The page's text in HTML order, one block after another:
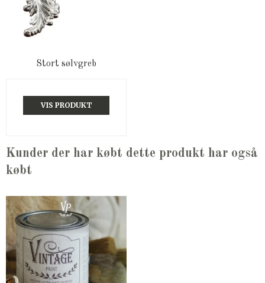
Stort sølvgreb
VIS PRODUKT
Kunder der har købt dette produkt har også
købt